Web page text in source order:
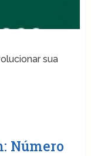
sua
Número